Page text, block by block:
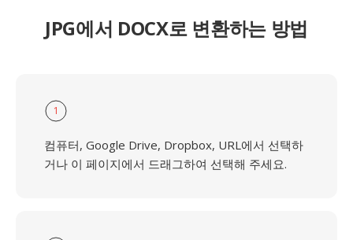
JPG에서 DOCX로 변환하는 방법
1
컴퓨터, Google Drive, Dropbox, URL에서 선택하
거나 이 페이지에서 드래그하여 선택해 주세요.